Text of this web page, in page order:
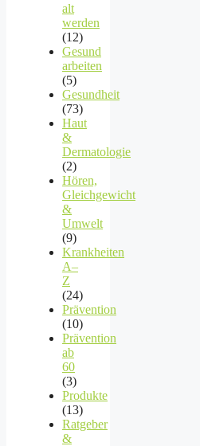
alt
werden
(12)
Gesund
arbeiten
(5)
Gesundheit
(73)
Haut
&
Dermatologie
(2)
Hören,
Gleichgewicht
&
Umwelt
(9)
Krankheiten
A–
Z
(24)
Prävention
(10)
Prävention
ab
60
(3)
Produkte
(13)
Ratgeber
&